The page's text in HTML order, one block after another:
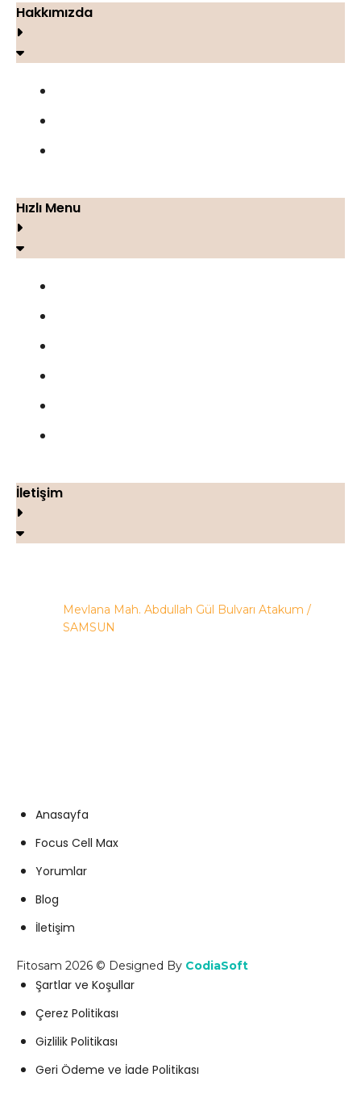
Hakkımızda
Hızlı Menu
İletişim
Mevlana Mah. Abdullah Gül Bulvarı Atakum /
SAMSUN
Anasayfa
Focus Cell Max
Yorumlar
Blog
İletişim
Fitosam 2026 © Designed By CodiaSoft
Şartlar ve Koşullar
Çerez Politikası
Gizlilik Politikası
Geri Ödeme ve İade Politikası